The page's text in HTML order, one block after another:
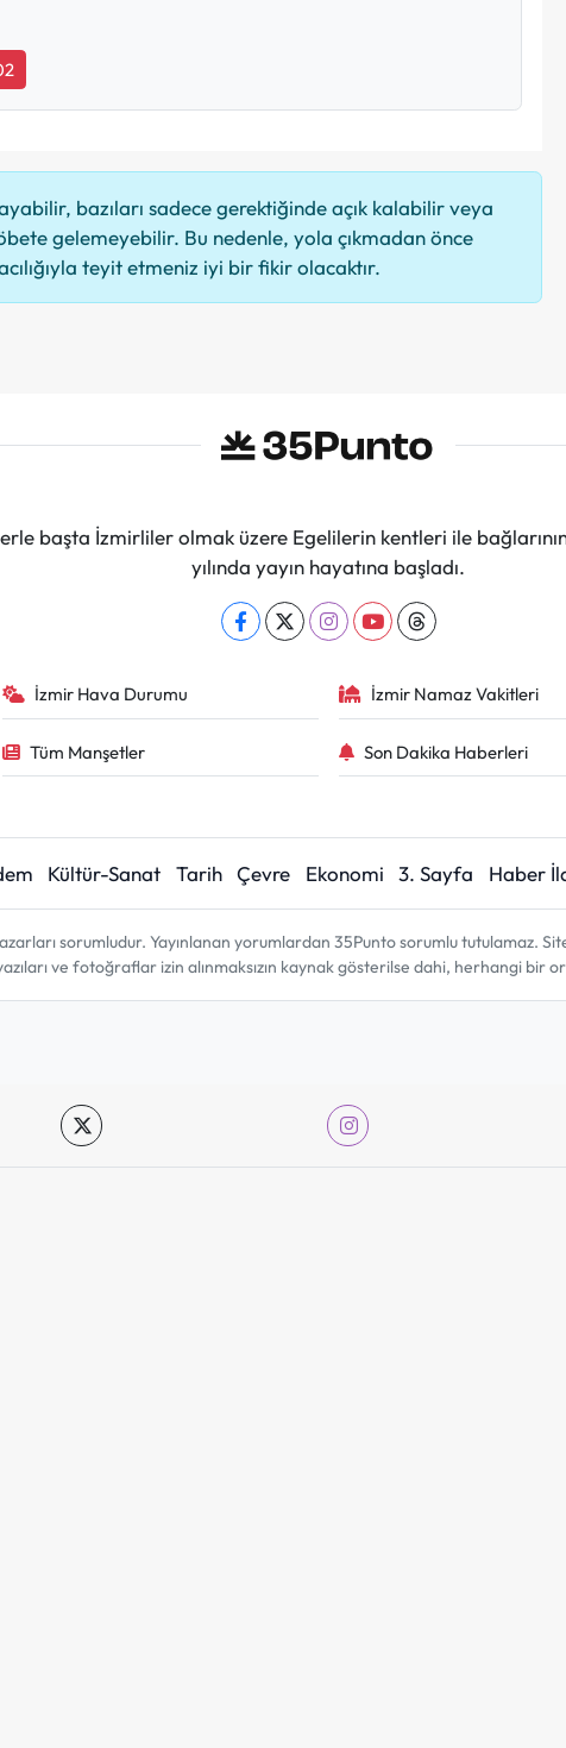
bazıları sadece gerektiğinde açık kalabilir veya
gelemeyebilir. Bu nedenle, yola çıkmadan önce
teyit etmeniz iyi bir fikir olacaktır.
başta İzmirliler olmak üzere Egelilerin kentleri ile
yılında yayın hayatına başladı.
İzmir Hava Durumu İzmir Namaz Vakitleri
Tüm Manşetler Son Dakika Haberleri
Kültür-Sanat Tarih Çevre Ekonomi 3. Sayfa Haber
sorumludur. Yayınlanan yorumlardan 35Punto sorumlu tutulamaz.
ve fotoğraflar izin alınmaksızın kaynak gösterilse dahi, herhangi bir